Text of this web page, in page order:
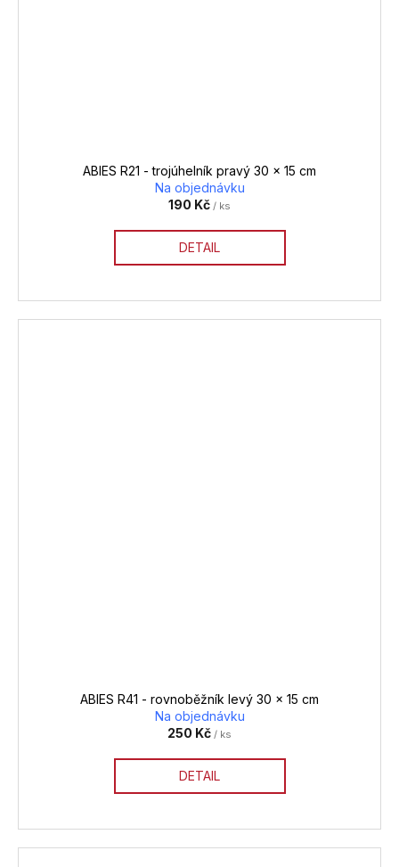
ABIES R21 - trojúhelník pravý 30 x 15 cm
Na objednávku
190 Kč / ks
DETAIL
ABIES R41 - rovnoběžník levý 30 x 15 cm
Na objednávku
250 Kč / ks
DETAIL